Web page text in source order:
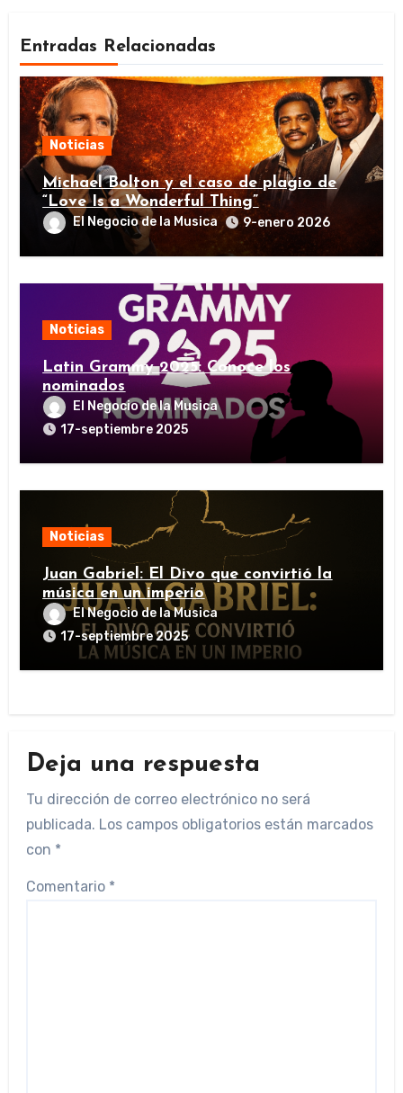
Entradas Relacionadas
Noticias
Michael Bolton y el caso de plagio de
“Love Is a Wonderful Thing”
El Negocio de la Musica 9-enero 2026
Noticias
Latin Grammy 2025: Conoce los
nominados
El Negocio de la Musica
17-septiembre 2025
Noticias
Juan Gabriel: El Divo que convirtió la
música en un imperio
El Negocio de la Musica
17-septiembre 2025
Deja una respuesta
Tu dirección de correo electrónico no será
publicada. Los campos obligatorios están marcados
con *
Comentario *